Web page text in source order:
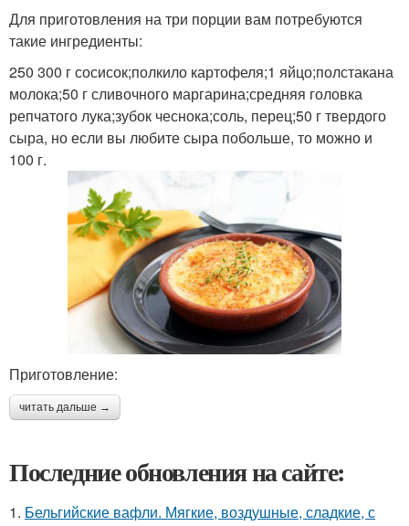
Для приготовления на три порции вам потребуются
такие ингредиенты:
250 300 г сосисок;полкило картофеля;1 яйцо;полстакана
молока;50 г сливочного маргарина;средняя головка
репчатого лука;зубок чеснока;соль, перец;50 г твердого
сыра, но если вы любите сыра побольше, то можно и
100 г.
Приготовление:
читать дальше →
Последние обновления на сайте:
1. Бельгийские вафли. Мягкие, воздушные, сладкие, с